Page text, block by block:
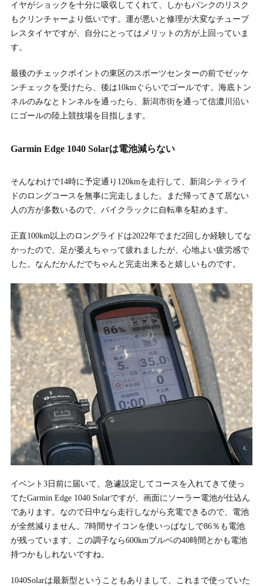
イヤがショックを十分に吸収してくれて、しかもパンクのリスク
もクリンチャーより低いです。運が悪いと修理が大変なチューブ
レスタイヤですが、自分にとってはメリットの方が上回っていま
す。
最後のチェックポイントの東区のスポーツセンターの前でゼッケ
ンチェックを受けたら、後は10kmぐらいでゴールです。海底トン
ネルのみなとトンネルを通ったら、新潟市街を通って信濃川沿い
にゴールの陸上競技場を目指します。
Garmin Edge 1040 Solarは電池減らない
そんなわけで14時に予定通り120kmを走行して、新潟シティライ
ドのロングコースを無事に完走しました。まだ帰ってきて居ない
人の方が多数いるので、バイクラックに自転車を駐めます。
正直100km以上のロングライドは2022年でまだ2回しか経験してな
かったので、足が萎えちゃって疲れましたが、心地よい疲労感で
した。なんだかんだでちゃんと完走出来ると嬉しいものです。
イベント3日前に届いて、急遽設定してコースを入れてきて使っ
てたGarmin Edge 1040 Solarですが、画面にソーラー電池が仕込ん
であります。なので日中なら走行しながら充電できるので、電池
が全然減りません。7時間サイコンを使いっぱなしで86％も電池
が残っています。この調子なら600kmブルベの40時間とかも電池
持つかもしれないですね。
1040Solarは最新型ということもありまして、これまで使っていた